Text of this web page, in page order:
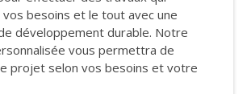
besoins et le tout avec une
développement durable. Notre
vous permettra de
projet selon vos besoins et votre